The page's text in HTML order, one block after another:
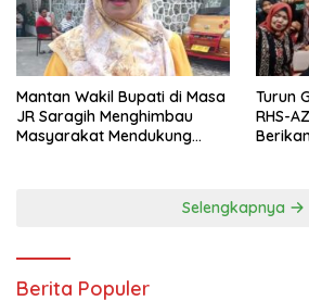
Mantan Wakil Bupati di Masa
JR Saragih Menghimbau
Masyarakat Mendukung
Turun
RHS-
Selengkapnya
Berita Populer